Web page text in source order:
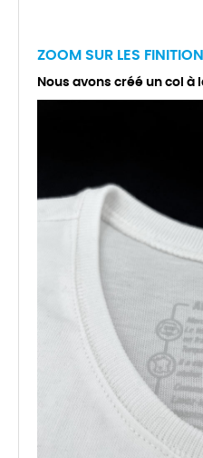
ZOOM SUR LES
Nous avons créé un col à